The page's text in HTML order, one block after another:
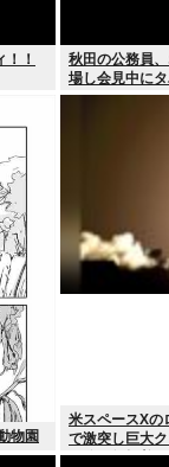
！
秋田の公務員
場し会見中に
物園
米スペースXの
で激突し巨大
処分に無頓着」